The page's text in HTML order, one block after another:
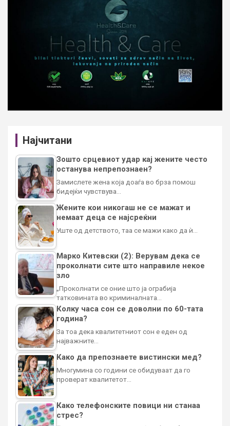
Најчитани
Зошто срцевиот удар кај жените често
останува непрепознаен?
Замислете жена која доаѓа во брза помош
бидејќи чувствува…
Жените кои никогаш не се мажат и
немаат деца се најсреќни
Уште од детството, таа се мажи како да ѝ…
Марко Китевски (2): Верувам дека се
проколнати сите што направиле некое
зло
„Проколнати се оние што ја ограбија
татковината во криминалната…
Колку часа сон се доволни по 60-тата
година?
За тоа дека квалитетниот сон е еден од
најважните…
Како да препознаете вистински мед?
Многумина со години се обидуваат да го
проверат квалитетот…
Како телефонските повици ни станаа
стрес?